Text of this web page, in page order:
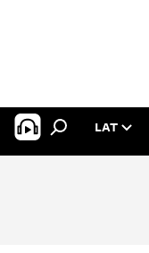
LAT